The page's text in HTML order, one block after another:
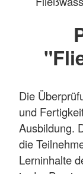
Die
und
Ausbildung.
die
Lerninhalte